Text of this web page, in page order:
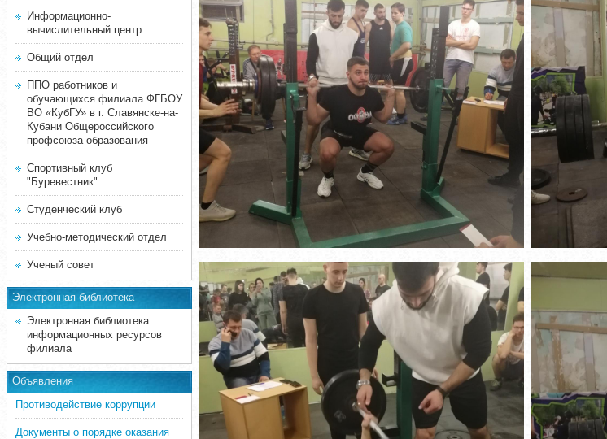
Информационно-
вычислительный центр
Общий отдел
ППО работников и
обучающихся филиала ФГБОУ
ВО «КубГУ» в г. Славянске-на-
Кубани Общероссийского
профсоюза образования
Спортивный клуб
"Буревестник"
Студенческий клуб
Учебно-методический отдел
Ученый совет
Электронная библиотека
Электронная библиотека
информационных ресурсов
филиала
Объявления
Противодействие коррупции
Документы о порядке оказания